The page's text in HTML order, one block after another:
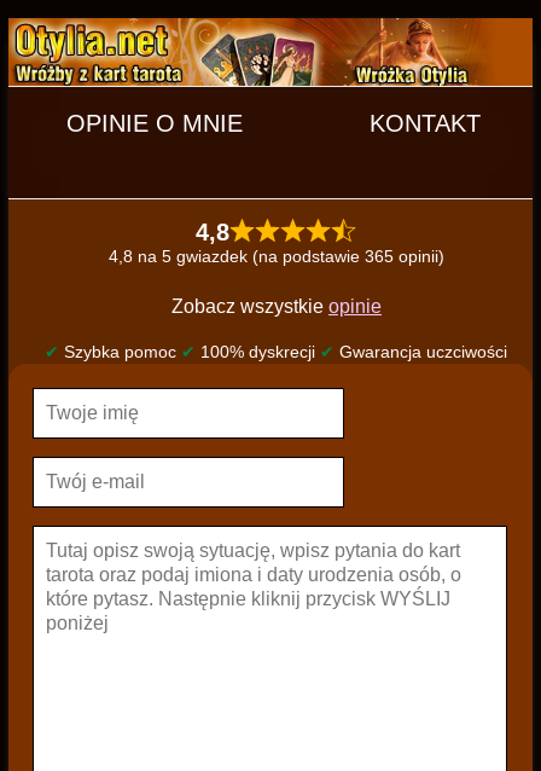
OPINIE O MNIE KONTAKT
4,8
4,8 na 5 gwiazdek (na podstawie 365 opinii)
Zobacz wszystkie opinie
✔ Szybka pomoc ✔ 100% dyskrecji ✔ Gwarancja uczciwości